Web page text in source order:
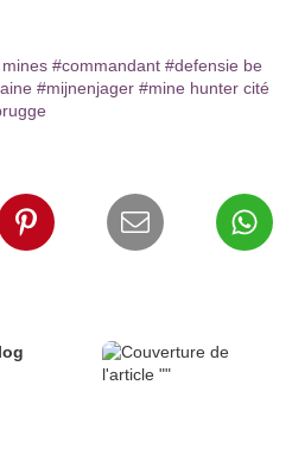
#commandant #defensie be
#mijnenjager #mine hunter cité